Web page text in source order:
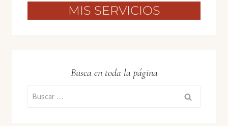
MIS SERVICIOS
Busca en toda la página
Buscar: